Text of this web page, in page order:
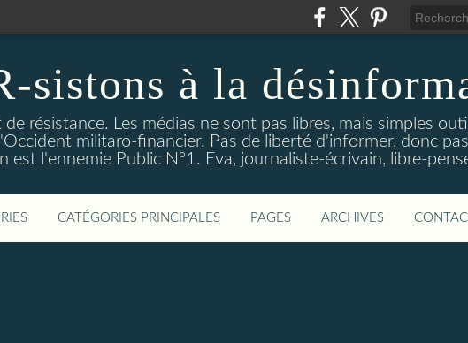
sistons à la
résistance. Les médias ne sont pas libres, mais simples
militaro-financier. Pas de liberté d'informer, donc
est l'ennemie Public N°1. Eva, journaliste-écrivain, libre-
CATÉGORIES PRINCIPALES PAGES ARCHIVES